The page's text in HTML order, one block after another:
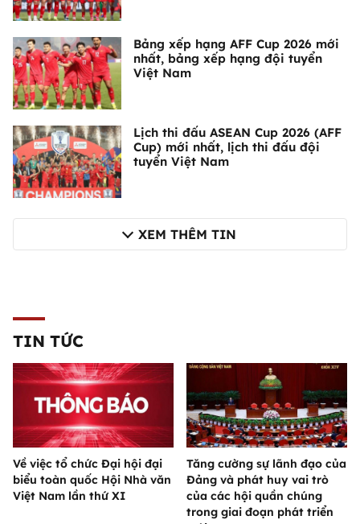
Bảng xếp hạng AFF Cup 2026 mới
nhất, bảng xếp hạng đội tuyển
Việt Nam
Lịch thi đấu ASEAN Cup 2026 (AFF
Cup) mới nhất, lịch thi đấu đội
tuyển Việt Nam
XEM THÊM TIN
TIN TỨC
Về việc tổ chức Đại hội đại
biểu toàn quốc Hội Nhà văn
Việt Nam lần thứ XI
Tăng cường sự lãnh đạo của
Đảng và phát huy vai trò
của các hội quần chúng
trong giai đoạn phát triển